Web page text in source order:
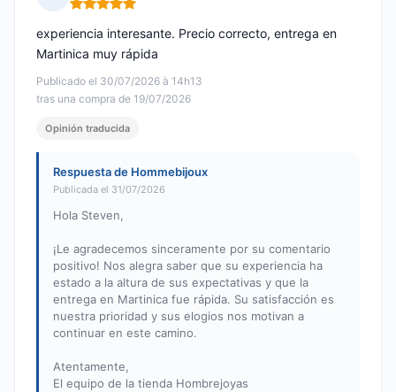
Nota: 5 de 5
Publicado el 30/07/2026 à 14h13
tras una compra de 19/07/2026
experiencia interesante. Precio correcto, entrega en
Martinica muy rápida
Opinión traducida
Respuesta de Hommebijoux
Publicada el 31/07/2026
Hola Steven,
¡Le agradecemos sinceramente por su comentario
positivo! Nos alegra saber que su experiencia ha
estado a la altura de sus expectativas y que la
entrega en Martinica fue rápida. Su satisfacción es
nuestra prioridad y sus elogios nos motivan a
continuar en este camino.
Atentamente,
El equipo de la tienda Hombrejoyas